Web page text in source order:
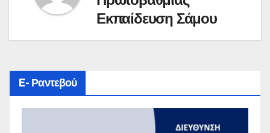
Εκπαίδευση Σάμου
E- Ραντεβού